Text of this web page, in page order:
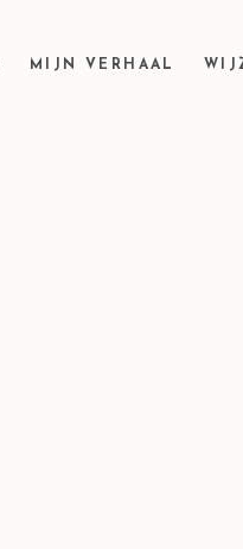
MIJN VERHAAL